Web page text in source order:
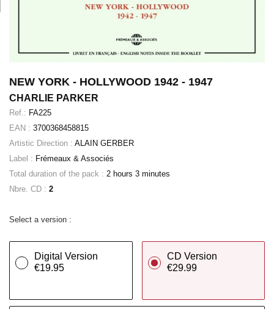
NEW YORK - HOLLYWOOD 1942 - 1947
CHARLIE PARKER
Ref.: FA225
EAN : 3700368458815
Artistic Direction : ALAIN GERBER
Label : Frémeaux & Associés
Total duration of the pack : 2 hours 3 minutes
Nbre. CD : 2
Select a version :
Digital Version
€19.95
CD Version
€29.99